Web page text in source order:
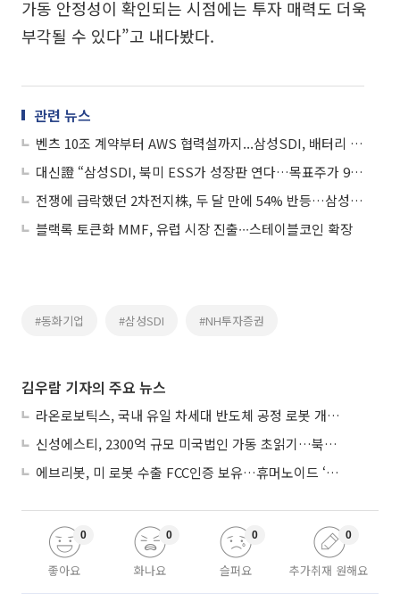
가동 안정성이 확인되는 시점에는 투자 매력도 더욱
부각될 수 있다”고 내다봤다.
관련 뉴스
벤츠 10조 계약부터 AWS 협력설까지...삼성SDI, 배터리 반등 ‘주도주’ 되나
대신證 “삼성SDI, 북미 ESS가 성장판 연다…목표주가 92만원”
전쟁에 급락했던 2차전지株, 두 달 만에 54% 반등…삼성SDI 신고가
블랙록 토큰화 MMF, 유럽 시장 진출∙∙∙스테이블코인 확장
#동화기업 #삼성SDI #NH투자증권
김우람 기자의 주요 뉴스
라온로보틱스, 국내 유일 차세대 반도체 공정 로봇 개발 ‘고객사 테스트 진행’
신성에스티, 2300억 규모 미국법인 가동 초읽기…북미 ESS 공략 본격화
에브리봇, 미 로봇 수출 FCC인증 보유…휴머노이드 ‘AI 두뇌’ 탑재 속도
좋아요
0
화나요
0
슬퍼요
0
추가취재 원해요
0